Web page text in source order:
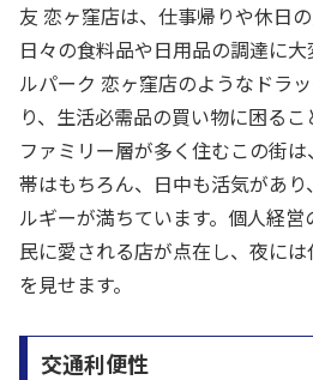
友 恋ヶ窪店は、仕事帰りや休日
日々の食料品や日用品の調達に
ルパーク 恋ヶ窪店のようなドラ
り、生活必需品の買い物に困る
ファミリー層が多く住むこの街
帯はもちろん、日中も活気があ
ルギーが満ちています。個人経
民に愛される店が点在し、夜に
を見せます。
交通利便性